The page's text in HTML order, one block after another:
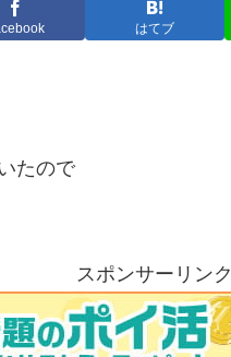
はてブ
たので
スポンサーリンク